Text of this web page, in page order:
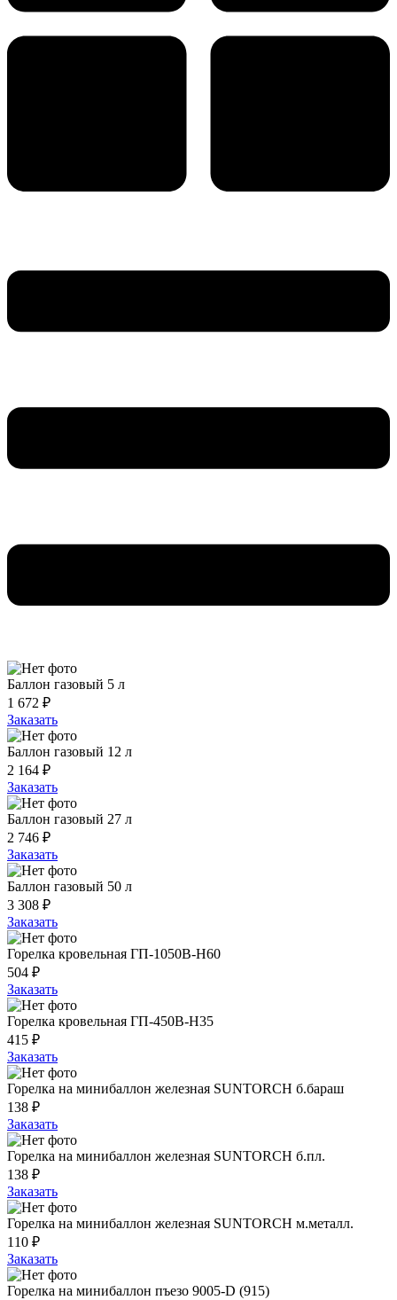
Баллон газовый 5 л
1 672 ₽
Заказать
Баллон газовый 12 л
2 164 ₽
Заказать
Баллон газовый 27 л
2 746 ₽
Заказать
Баллон газовый 50 л
3 308 ₽
Заказать
Горелка кровельная ГП-1050В-Н60
504 ₽
Заказать
Горелка кровельная ГП-450В-Н35
415 ₽
Заказать
Горелка на минибаллон железная SUNTORCH б.бараш
138 ₽
Заказать
Горелка на минибаллон железная SUNTORCH б.пл.
138 ₽
Заказать
Горелка на минибаллон железная SUNTORCH м.металл.
110 ₽
Заказать
Горелка на минибаллон пъезо 9005-D (915)